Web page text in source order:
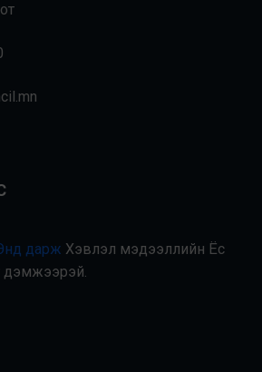
дарж Хэвлэл мэдээллийн Ёс
дэмжээрэй.